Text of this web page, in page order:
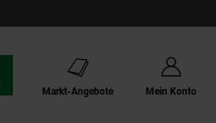
Markt-Angebote Mein Konto